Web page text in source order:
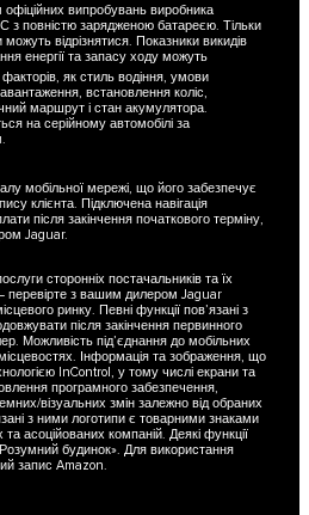
випробувань виробника
з повністю зарядженою батареєю. Тільки
відрізнятися. Показники викидів
енергії та запасу ходу можуть
факторів, як стиль водіння, умови
встановлення коліс,
маршрут і стан акумулятора.
на серійному автомобілі за
мобільної мережі, що його забезпечує
клієнта. Підключена навігація
після закінчення початкового терміну,
Jaguar.
сторонніх постачальників та їх
перевірте з вашим дилером Jaguar
ринку. Певні функції пов’язані з
після закінчення первинного
Можливість під’єднання до мобільних
Інформація та зображення, що
InControl, у тому числі екрани та
програмного забезпечення,
візуальних змін залежно від обраних
з ними логотипи є товарними знаками
та асоційованих компаній. Деякі функції
будинок». Для використання
запис Amazon.